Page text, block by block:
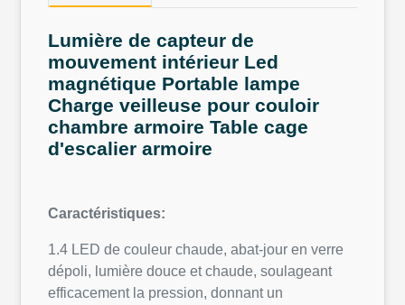
Lumière de capteur de
mouvement intérieur Led
magnétique Portable lampe
Charge veilleuse pour couloir
chambre armoire Table cage
d'escalier armoire
Caractéristiques:
1.4 LED de couleur chaude, abat-jour en verre
dépoli, lumière douce et chaude, soulageant
efficacement la pression, donnant un